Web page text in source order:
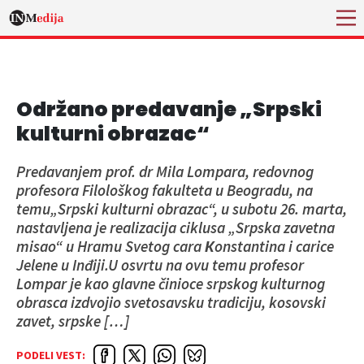
Održano predavanje „Srpski
kulturni obrazac“
Predavanjem prof. dr Mila Lompara, redovnog
profesora Filološkog fakulteta u Beogradu, na
temu„Srpski kulturni obrazac“, u subotu 26. marta,
nastavljena je realizacija ciklusa „Srpska zavetna
misao“ u Hramu Svetog cara Кonstantina i carice
Jelene u Inđiji.U osvrtu na ovu temu profesor
Lompar je kao glavne činioce srpskog kulturnog
obrasca izdvojio svetosavsku tradiciju, kosovski
zavet, srpske […]
PODELI VEST: